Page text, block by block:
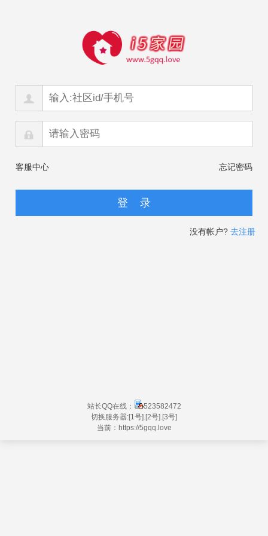
客服中心 忘记密码
没有帐户? 去注册
站长QQ在线：
523582472
切换服务器:[1号] [2号] [3号]
当前：https://5gqq.love